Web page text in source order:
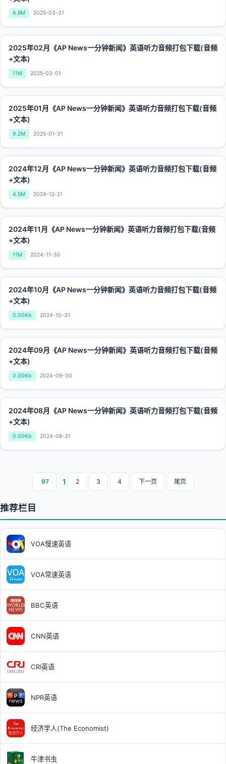
6.8M 2025-03-31
2025年02月《AP News一分钟新闻》英语听力音频打包下载(音频
+文本)
11M 2025-03-01
2025年01月《AP News一分钟新闻》英语听力音频打包下载(音频
+文本)
9.2M 2025-01-31
2024年12月《AP News一分钟新闻》英语听力音频打包下载(音频
+文本)
4.5M 2024-12-21
2024年11月《AP News一分钟新闻》英语听力音频打包下载(音频
+文本)
11M 2024-11-30
2024年10月《AP News一分钟新闻》英语听力音频打包下载(音频
+文本)
0.00Kb 2024-10-31
2024年09月《AP News一分钟新闻》英语听力音频打包下载(音频
+文本)
0.00Kb 2024-09-30
2024年08月《AP News一分钟新闻》英语听力音频打包下载(音频
+文本)
0.00Kb 2024-08-31
97 1 2 3 4 下一页 尾页
推荐栏目
VOA慢速英语
VOA常速英语
BBC英语
CNN英语
CRI英语
NPR英语
经济学人(The Economist)
牛津书虫